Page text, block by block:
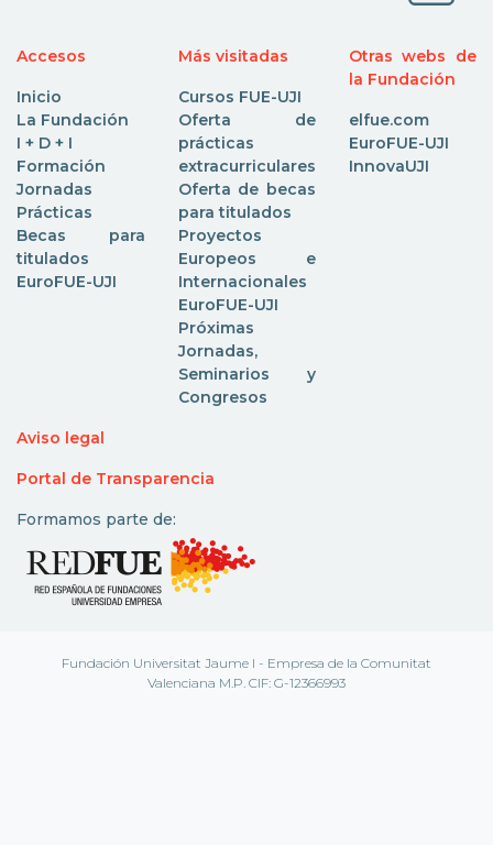
Accesos
Inicio
La Fundación
I + D + I
Formación
Jornadas
Prácticas
Becas para
titulados
EuroFUE-UJI
Más visitadas
Cursos FUE-UJI
Oferta de
prácticas
extracurriculares
Oferta de becas
para titulados
Proyectos
Europeos e
Internacionales
EuroFUE-UJI
Próximas
Jornadas,
Seminarios y
Congresos
Otras webs de
la Fundación
elfue.com
EuroFUE-UJI
InnovaUJI
Aviso legal
Portal de Transparencia
Formamos parte de:
Fundación Universitat Jaume I - Empresa de la Comunitat
Valenciana M.P. CIF: G-12366993